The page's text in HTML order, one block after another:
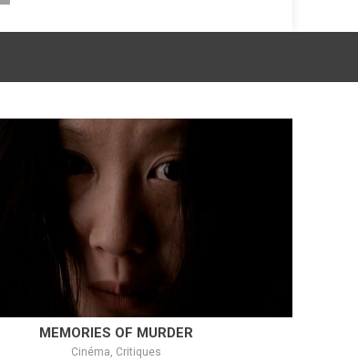
MEMORIES OF MURDER
Cinéma, Critiques